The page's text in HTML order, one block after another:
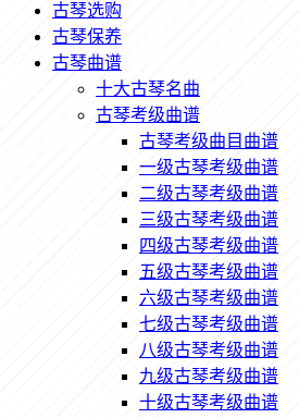
古琴选购
古琴保养
古琴曲谱
十大古琴名曲
古琴考级曲谱
古琴考级曲目曲谱
一级古琴考级曲谱
二级古琴考级曲谱
三级古琴考级曲谱
四级古琴考级曲谱
五级古琴考级曲谱
六级古琴考级曲谱
七级古琴考级曲谱
八级古琴考级曲谱
九级古琴考级曲谱
十级古琴考级曲谱